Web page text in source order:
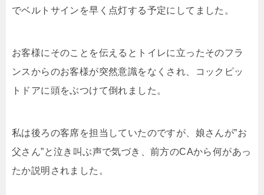
でベルトサインを早く点灯する予定にしてました。
お客様にそのことを伝えるとトイレに立ったそのフラ
ンスからのお客様が突然意識をなくされ、コックピッ
トドアに頭をぶつけて倒れました。
私は後ろの客席を担当していたのですが、娘さんが”お
父さん”と泣き叫ぶ声で気づき、前方のCAから何があっ
たか説明されました。